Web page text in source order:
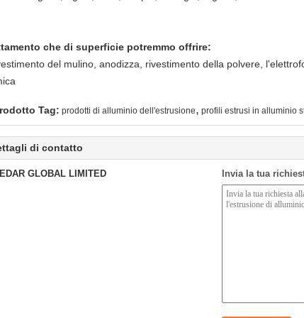
che di superficie potremmo offrire:
del mulino, anodizza, rivestimento della polvere,
Tag: prodotti di alluminio dell'estrusione, profili estrusi in alluminio
di contatto
GLOBAL LIMITED Invia la tua